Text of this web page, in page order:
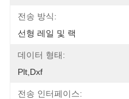
전송 방식:
선형 레일 및 랙
데이터 형태:
Plt,Dxf
전송 인터페이스: